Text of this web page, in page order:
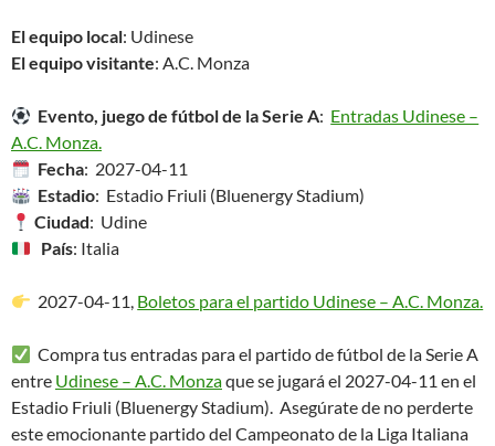
El equipo local: Udinese
El equipo visitante: A.C. Monza
Evento, juego de fútbol de la Serie A: Entradas Udinese –
A.C. Monza.
Fecha: 2027-04-11
Estadio: Estadio Friuli (Bluenergy Stadium)
Ciudad: Udine
País: Italia
2027-04-11, Boletos para el partido Udinese – A.C. Monza.
Compra tus entradas para el partido de fútbol de la Serie A
entre Udinese – A.C. Monzaque se jugará el 2027-04-11 en el
Estadio Friuli (Bluenergy Stadium). Asegúrate de no perderte
este emocionante partido del Campeonato de la Liga Italiana